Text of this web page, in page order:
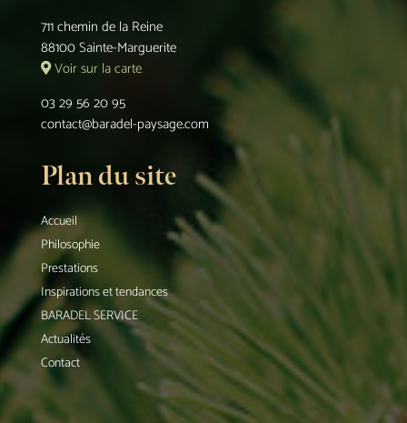
711 chemin de la Reine
88100 Sainte-Marguerite
Voir sur la carte
03 29 56 20 95
contact@baradel-paysage.com
Plan du site
Accueil
Philosophie
Prestations
Inspirations et tendances
BARADEL SERVICE
Actualités
Contact